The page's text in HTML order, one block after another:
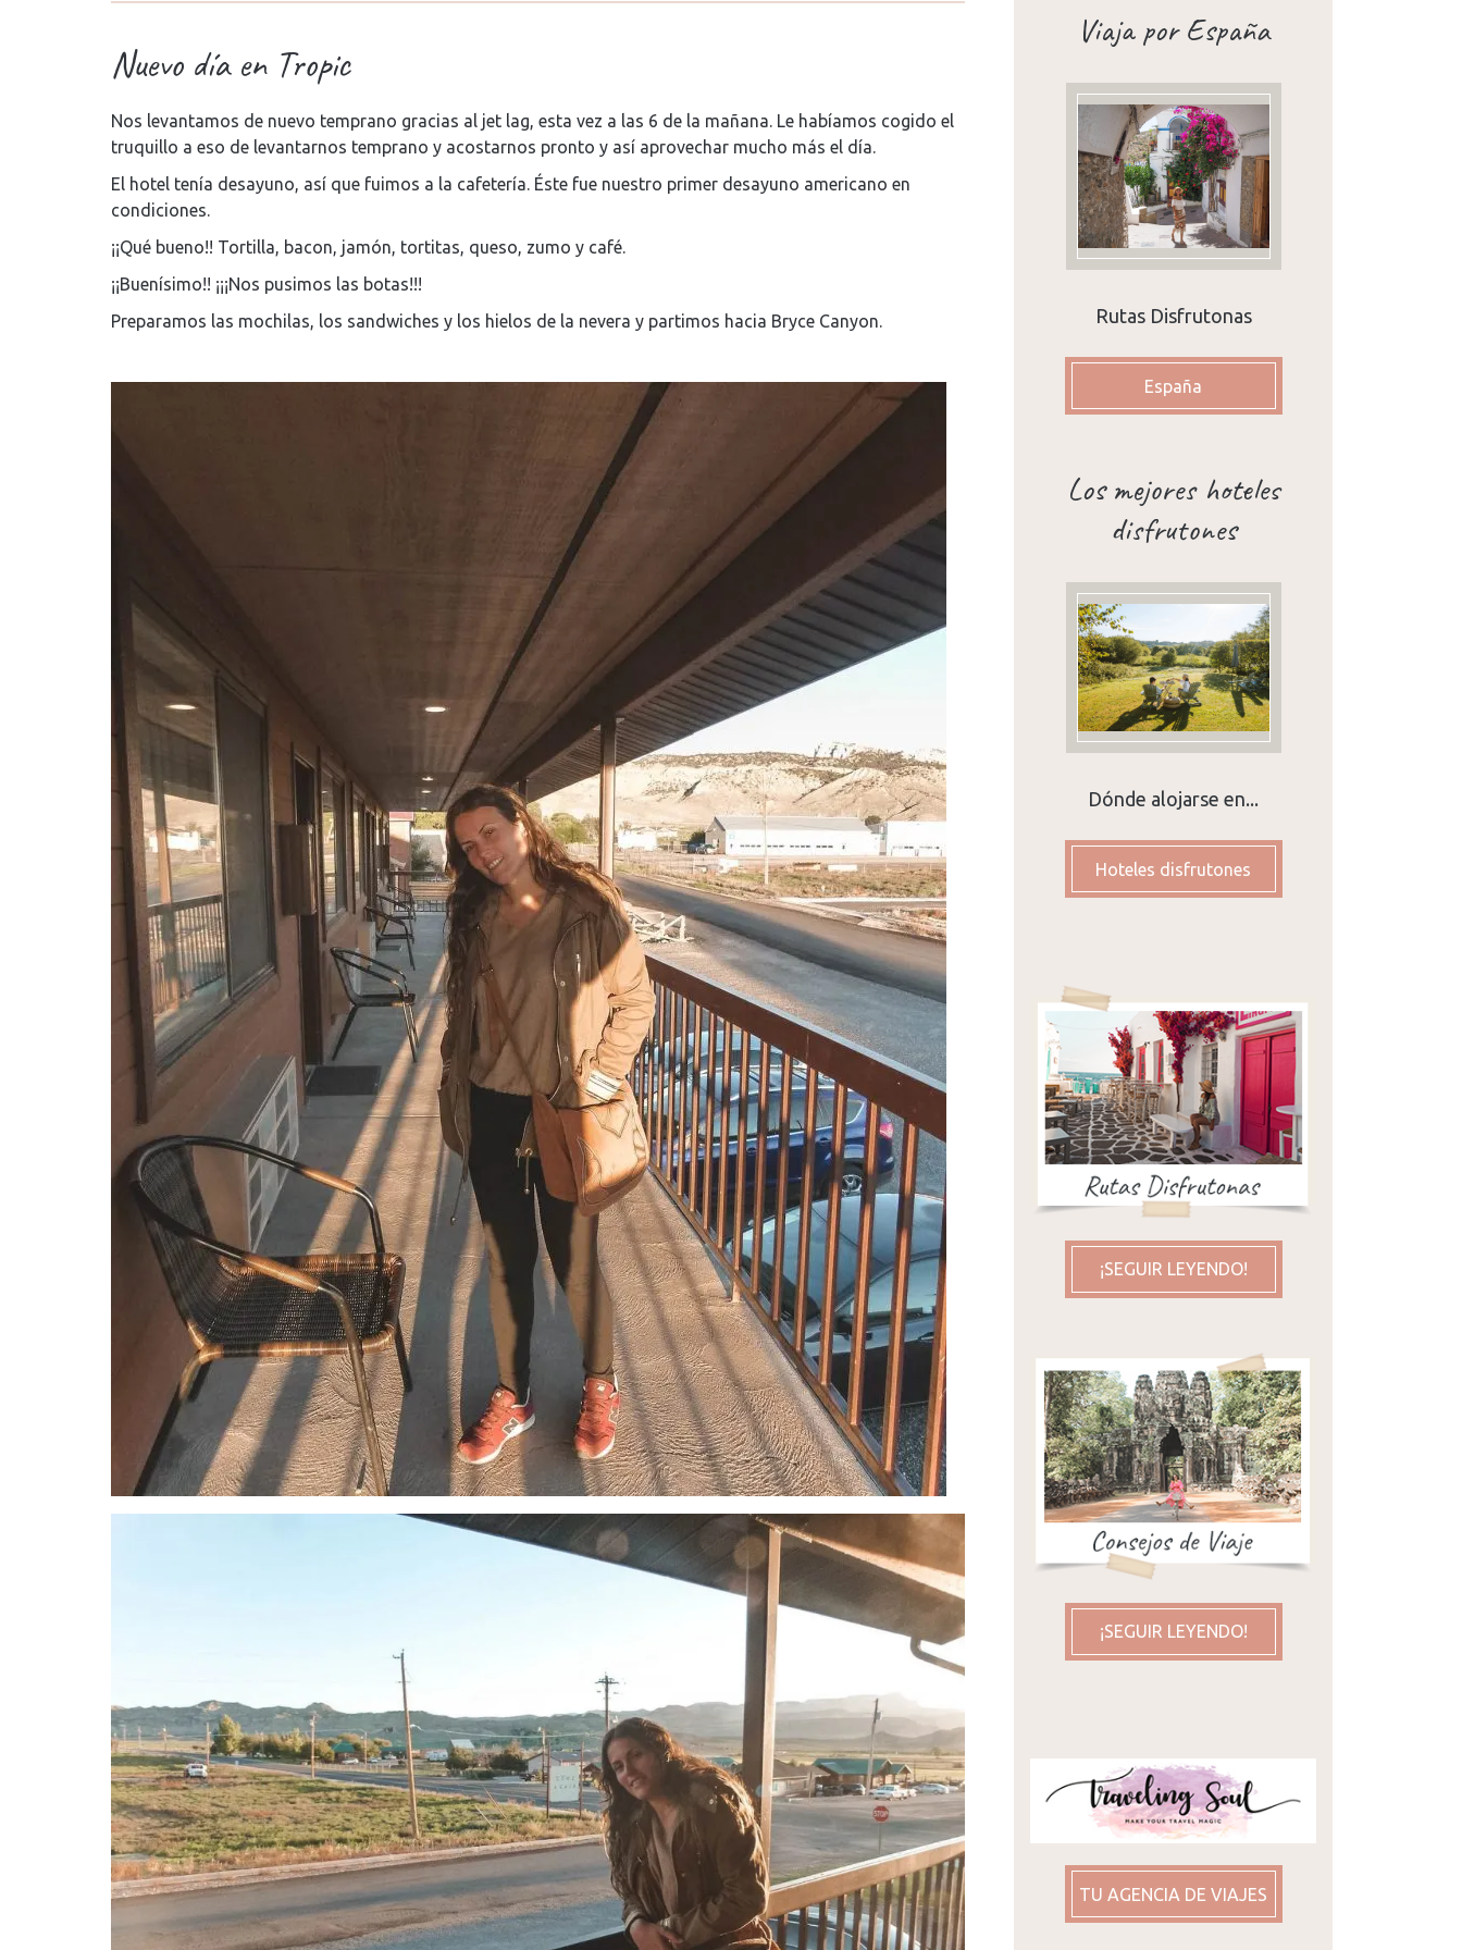
Nuevo día en Tropic
Nos levantamos de nuevo temprano gracias al jet lag, esta vez a las 6 de la mañana. Le habíamos cogido el
truquillo a eso de levantarnos temprano y acostarnos pronto y así aprovechar mucho más el día.
El hotel tenía desayuno, así que fuimos a la cafetería. Éste fue nuestro primer desayuno americano en
condiciones.
¡¡Qué bueno!! Tortilla, bacon, jamón, tortitas, queso, zumo y café.
¡¡Buenísimo!! ¡¡¡Nos pusimos las botas!!!
Preparamos las mochilas, los sandwiches y los hielos de la nevera y partimos hacia Bryce Canyon.
Viaja por España
Rutas Disfrutonas
España
Los mejores hoteles
disfrutones
Dónde alojarse en...
Hoteles disfrutones
¡SEGUIR LEYENDO!
¡SEGUIR LEYENDO!
TU AGENCIA DE VIAJES